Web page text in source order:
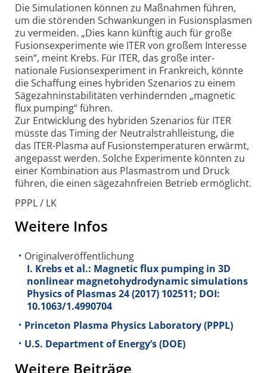
Die Simulationen können zu Maß­nahmen führen,
um die störenden Schwan­kun­gen in Fusions­plasmen
zu vermeiden. „Dies kann künftig auch für große
Fusions­experimente wie ITER von großem Inter­esse
sein“, meint Krebs. Für ITER, das große inter­
nationale Fusions­experiment in Frankreich, könnte
die Schaf­fung eines hybriden Szenarios zu einem
Säge­zahn­instabilitäten verhindernden „magnetic
flux pumping“ führen.
Zur Entwicklung des hybriden Szenarios für ITER
müsste das Timing der Neutral­strahl­leistung, die
das ITER-Plasma auf Fusions­temperaturen erwärmt,
angepasst werden. Solche Experimente könnten zu
einer Kombination aus Plasma­strom und Druck
führen, die einen sägezahnfreien Betrieb ermöglicht.
PPPL / LK
Weitere Infos
Originalveröffentlichung
I. Krebs et al.: Magnetic flux pumping in 3D
nonlinear magnetohydrodynamic simulations
Physics of Plasmas 24 (2017) 102511; DOI:
10.1063/1.4990704
Princeton Plasma Physics Laboratory (PPPL)
U.S. Department of Energy’s (DOE)
Weitere Beiträge